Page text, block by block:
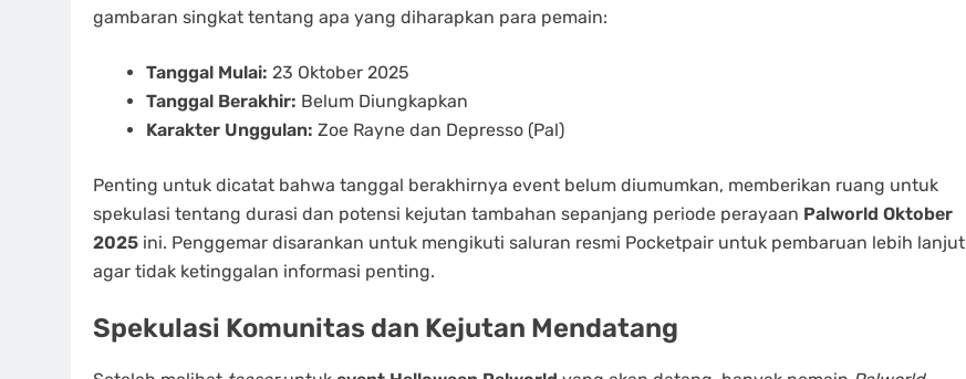
gambaran singkat tentang apa yang diharapkan para pemain:
Tanggal Mulai: 23 Oktober 2025
Tanggal Berakhir: Belum Diungkapkan
Karakter Unggulan: Zoe Rayne dan Depresso (Pal)
Penting untuk dicatat bahwa tanggal berakhirnya event belum diumumkan, memberikan ruang untuk
spekulasi tentang durasi dan potensi kejutan tambahan sepanjang periode perayaan Palworld Oktober
2025 ini. Penggemar disarankan untuk mengikuti saluran resmi Pocketpair untuk pembaruan lebih lanjut
agar tidak ketinggalan informasi penting.
Spekulasi Komunitas dan Kejutan Mendatang